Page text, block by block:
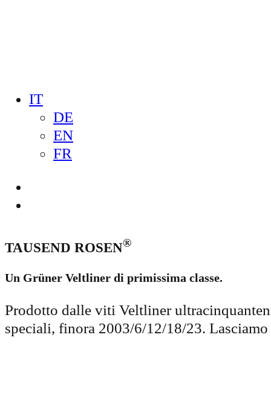
IT
DE
EN
FR
TAUSEND ROSEN®
Un Grüner Veltliner di primissima classe.
Prodotto dalle viti Veltliner
speciali, finora 2003/6/12/18/23.